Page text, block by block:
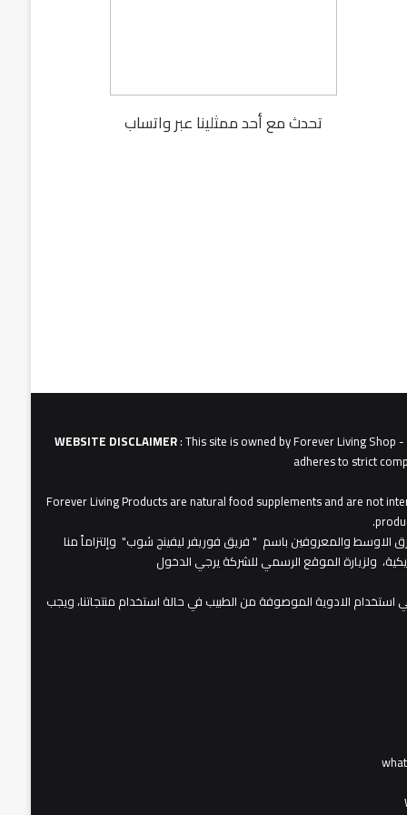
تحدث مع أحد ممثلينا عبر واتساب
WEBSITE DISCLAIMER: This site is owned by Forever Living Shop
adheres to strict
Forever Living Products are natural food supplements and are not
فوريفر لبفينج برودكتس في الشرق الاوسط والمعروفين باسم " فريق فوريفر ليفينج شوب" وإلتزاماً منا
ولزيارة الموقع الرسمي للشركة يرجي الدخول
الادوية الموصوفة من الطبيب في حالة استخدام منتجاتنا، ويجب